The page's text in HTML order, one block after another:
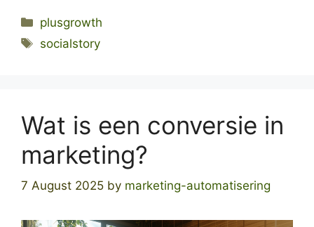
Categories
plusgrowth
Tags
socialstory
Wat is een conversie in
marketing?
7 August 2025 by marketing-automatisering